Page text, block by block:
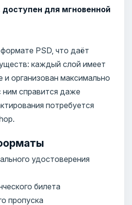
для мгновенной
PSD, что даёт
каждый слой имеет
и организован максимально
справится даже
потребуется
удостоверения
билета
пропуска